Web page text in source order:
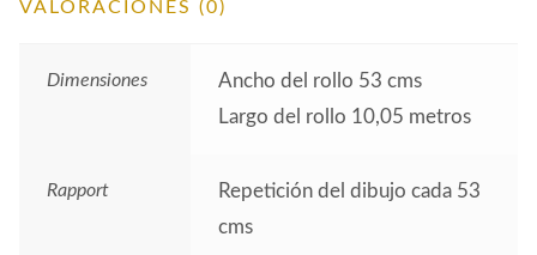
VALORACIONES (0)
Dimensiones
Ancho del rollo 53 cms
Largo del rollo 10,05 metros
Rapport
Repetición del dibujo cada 53
cms